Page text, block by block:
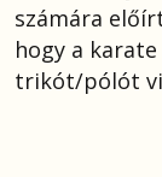
számára
hogy a
trikót/pólót